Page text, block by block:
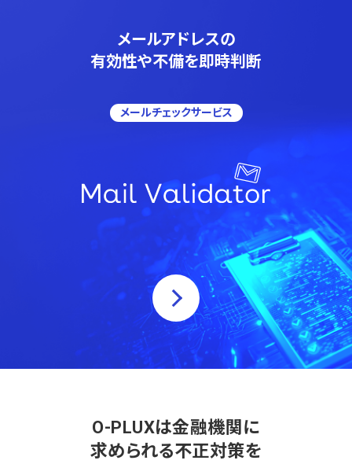
メールアドレスの
有効性や不備を即時判断
メールチェックサービス
O-PLUXは金融機関に
求められる不正対策を